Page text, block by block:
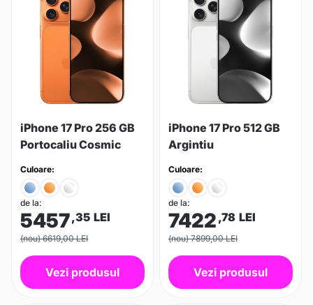
iPhone 17 Pro 256 GB
Portocaliu Cosmic
Culoare:
de la:
5457,35 LEI
(nou) 6619,00 LEI
Vezi produsul
iPhone 17 Pro 512 GB
Argintiu
Culoare:
de la:
7422 ,78 LEI
(nou) 7899,00 LEI
Vezi produsul